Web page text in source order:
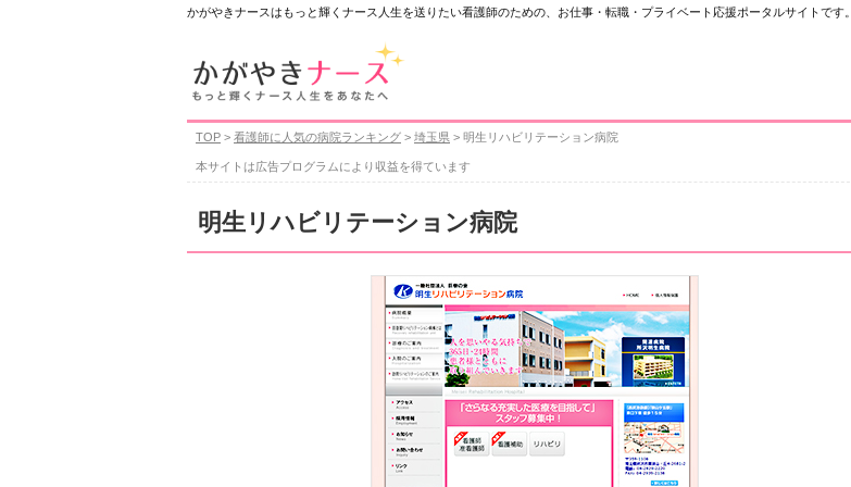
かがやきナースはもっと輝くナース人生を送りたい看護師のための、お仕事・転職・プライベート応援ポータルサイトです。
TOP > 看護師に人気の病院ランキング > 埼玉県 > 明生リハビリテーション病院
本サイトは広告プログラムにより収益を得ています
明生リハビリテーション病院